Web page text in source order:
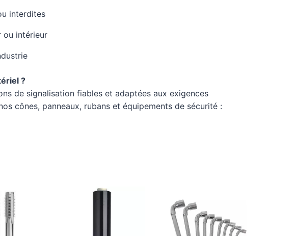
interdites
ou intérieur
?
de signalisation fiables et adaptées aux exigences
cônes, panneaux, rubans et équipements de sécurité :